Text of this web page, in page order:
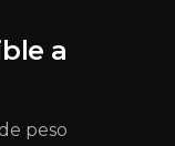
a
peso